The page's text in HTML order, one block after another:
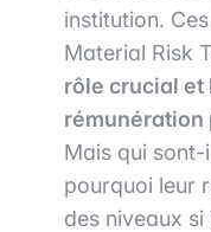
institution.
Material Risk
rôle crucial
rémunération
Mais qui
pourquoi leur
des niveaux